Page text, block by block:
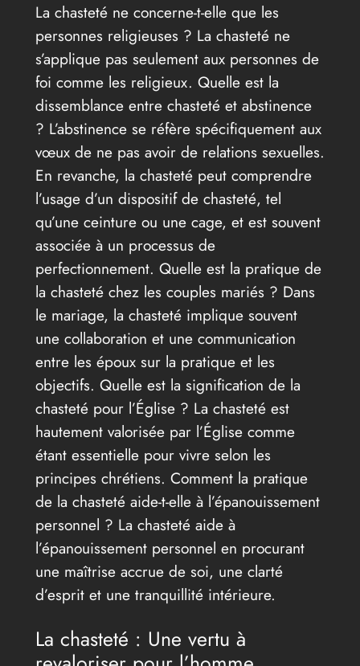
La chasteté ne concerne-t-elle que les
personnes religieuses ? La chasteté ne
s’applique pas seulement aux personnes de
foi comme les religieux. Quelle est la
dissemblance entre chasteté et abstinence
? L’abstinence se réfère spécifiquement aux
vœux de ne pas avoir de relations sexuelles.
En revanche, la chasteté peut comprendre
l’usage d’un dispositif de chasteté, tel
qu’une ceinture ou une cage, et est souvent
associée à un processus de
perfectionnement. Quelle est la pratique de
la chasteté chez les couples mariés ? Dans
le mariage, la chasteté implique souvent
une collaboration et une communication
entre les époux sur la pratique et les
objectifs. Quelle est la signification de la
chasteté pour l’Église ? La chasteté est
hautement valorisée par l’Église comme
étant essentielle pour vivre selon les
principes chrétiens. Comment la pratique
de la chasteté aide-t-elle à l’épanouissement
personnel ? La chasteté aide à
l’épanouissement personnel en procurant
une maîtrise accrue de soi, une clarté
d’esprit et une tranquillité intérieure.
La chasteté : Une vertu à